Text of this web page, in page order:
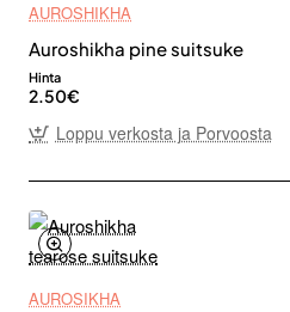
AUROSHIKHA
Auroshikha pine suitsuke
Hinta
2.50€
Loppu verkosta ja Porvoosta
AUROSIKHA